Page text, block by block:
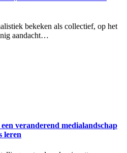
bekeken als collectief, op het
aandacht…
veranderend medialandschap
leren